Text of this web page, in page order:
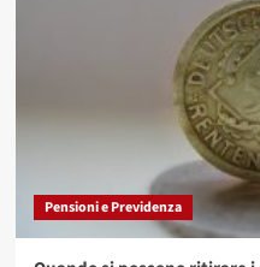
Pensioni e Previdenza